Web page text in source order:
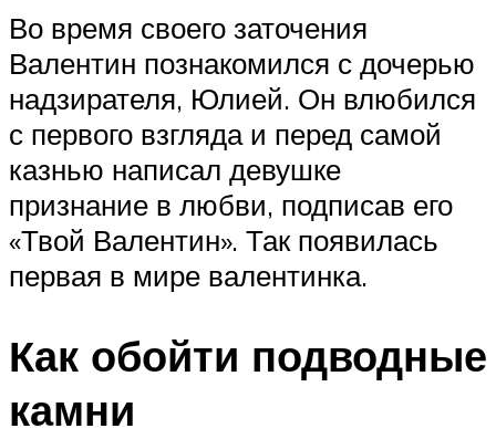
Во время своего заточения
Валентин познакомился с дочерью
надзирателя, Юлией. Он влюбился
с первого взгляда и перед самой
казнью написал девушке
признание в любви, подписав его
«Твой Валентин». Так появилась
первая в мире валентинка.
Как обойти подводные
камни